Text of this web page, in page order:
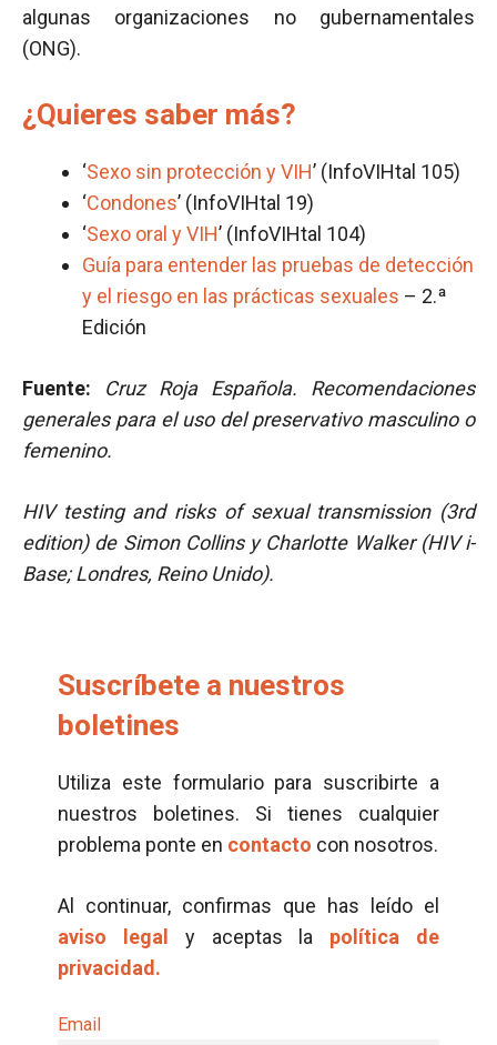
algunas organizaciones no gubernamentales
(ONG).
¿Quieres saber más?
‘Sexo sin protección y VIH’ (InfoVIHtal 105)
‘Condones’ (InfoVIHtal 19)
‘Sexo oral y VIH’ (InfoVIHtal 104)
Guía para entender las pruebas de detección
y el riesgo en las prácticas sexuales – 2.ª
Edición
Fuente: Cruz Roja Española. Recomendaciones
generales para el uso del preservativo masculino o
femenino.
HIV testing and risks of sexual transmission (3rd
edition) de Simon Collins y Charlotte Walker (HIV i-
Base; Londres, Reino Unido).
Suscríbete a nuestros
boletines
Utiliza este formulario para suscribirte a
nuestros boletines. Si tienes cualquier
problema ponte en contacto con nosotros.
Al continuar, confirmas que has leído el
aviso legal
y aceptas la política de
privacidad.
Email